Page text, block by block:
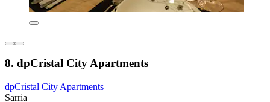
8. dpCristal City Apartments
dpCristal City Apartments
Sarria